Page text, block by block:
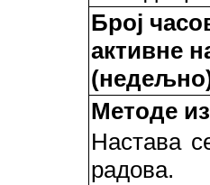
Број
активне
Методе
Настава
радова.